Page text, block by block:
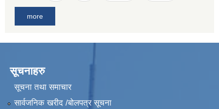
more
सूचनाहरु
सूचना तथा समाचार
सार्वजनिक खरीद /बोलपत्र सूचना